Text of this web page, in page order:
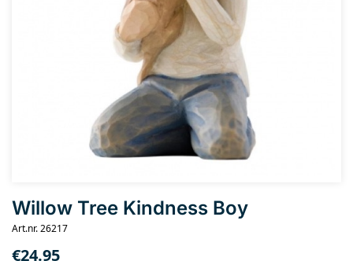
Willow Tree Kindness Boy
Art.nr. 26217
€24.95